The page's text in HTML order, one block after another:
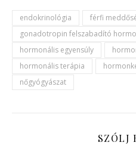
endokrinológia
férfi
gonadotropin felszabadító
hormonális egyensúly
hormonális terápia
nőgyógyászat
SZÓLJ